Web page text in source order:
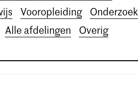
Vooropleiding
Onderzoek
Alle afdelingen Overig